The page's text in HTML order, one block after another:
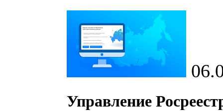
Управление